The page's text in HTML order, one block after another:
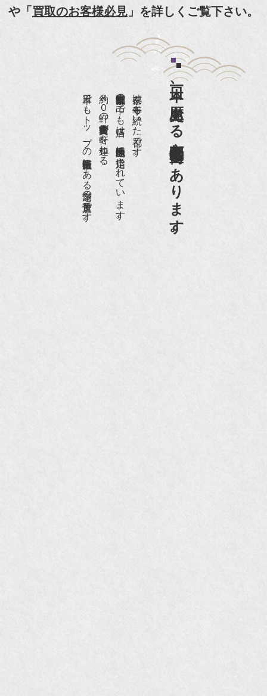
『京都新聞』とKBS京都で鴨東まちなか美術館を
『和楽』7月号 樋口可南子さんがお店へ！！
『樋口可南子の古寺散歩』（5月17日発行）
NHK「趣味Do楽」とよた真帆さんご来店！【動
NHK『美の壺』（4月24日放送）
『和楽』10月号
『Hanako 京都案内』
『FIGARO japon』12月号
や「買取のお客様必見 」を詳しくご覧下さい。
日本一、歴史ある
京都祇園骨董街にあります。
京都は千年も続いた都です。
京都祇園骨董街の中でも当店は、歴史的保全地区に指定されています。
約８０軒の古美術骨董商が軒を連ねる、
日本でもトップの祇園骨董街にある老舗の骨董店です。